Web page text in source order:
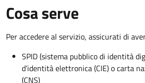
Cosa serve
Per accedere al servizio, assicurati di
SPID (sistema pubblico di identità
d’identità elettronica (CIE) o carta
(CNS)